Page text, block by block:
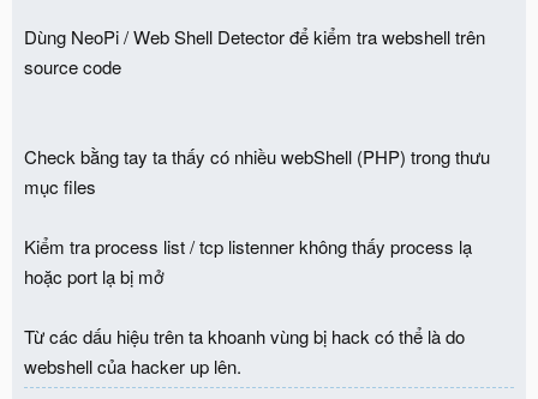
Dùng NeoPi / Web Shell Detector để kiểm tra webshell trên
source code
Check bằng tay ta thấy có nhiều webShell (PHP) trong thưu
mục files
Kiểm tra process list / tcp listenner không thấy process lạ
hoặc port lạ bị mở
Từ các dấu hiệu trên ta khoanh vùng bị hack có thể là do
webshell của hacker up lên.